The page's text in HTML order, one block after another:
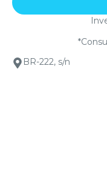
BR-222, s/n